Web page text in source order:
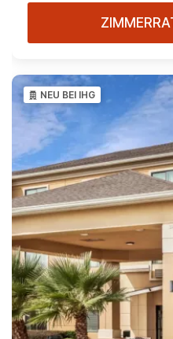
NEU BEI IHG